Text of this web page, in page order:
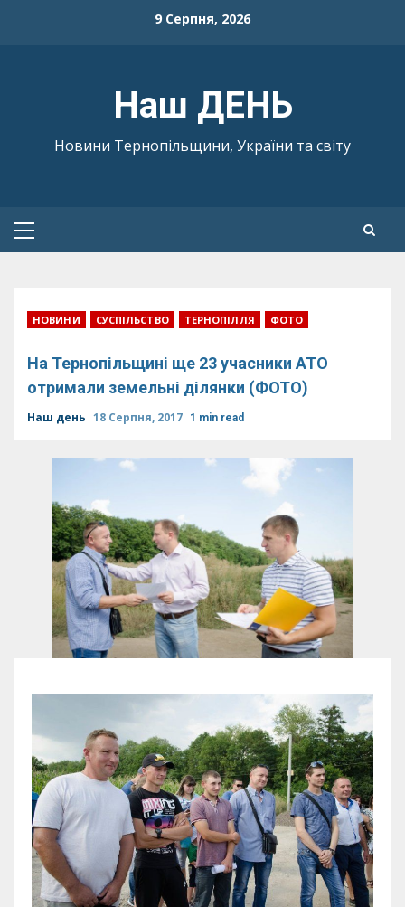
9 Серпня, 2026
Наш ДЕНЬ
Новини Тернопільщини, України та світу
Primary
НОВИНИ СУСПІЛЬСТВО ТЕРНОПІЛЛЯ ФОТО
На Тернопільщині ще 23 учасники АТО
отримали земельні ділянки (ФОТО)
Наш день 18 Серпня, 2017 1 min read